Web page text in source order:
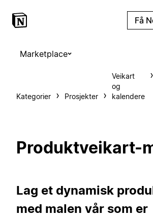
Få
Marketplace
Kategorier Prosjekter
Veikart
og
kalendere
Produktveikart-
Lag et dynamisk
med malen vår som er